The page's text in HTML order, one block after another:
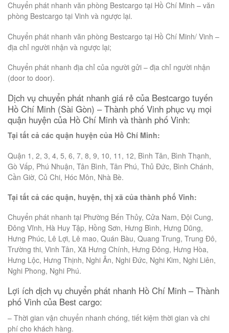
Chuyển phát nhanh văn phòng Bestcargo tại Hồ Chí Minh – văn
phòng Bestcargo tại Vinh và ngược lại.
Chuyển phát nhanh văn phòng Bestcargo tại Hồ Chí Minh/ Vinh –
địa chỉ người nhận và ngược lại;
Chuyển phát nhanh địa chỉ của người gửi – địa chỉ người nhận
(door to door).
Dịch vụ chuyển phát nhanh giá rẻ của Bestcargo tuyến
Hồ Chí Minh (Sài Gòn) – Thành phố Vinh phục vụ mọi
quận huyện của Hồ Chí Minh và thành phố Vinh:
Tại tất cả các quận huyện của Hồ Chí Minh:
Quận 1, 2, 3, 4, 5, 6, 7, 8, 9, 10, 11, 12, Bình Tân, Bình Thạnh,
Gò Vấp, Phú Nhuận, Tân Bình, Tân Phú, Thủ Đức, Bình Chánh,
Cần Giờ, Củ Chi, Hóc Môn, Nhà Bè.
Tại tất cả các quận, huyện, thị xã của thành phố Vinh:
Chuyển phát nhanh tại Phường Bến Thủy, Cửa Nam, Đội Cung,
Đông Vĩnh, Hà Huy Tập, Hồng Sơn, Hưng Bình, Hưng Dũng,
Hưng Phúc, Lê Lợi, Lê mao, Quán Bàu, Quang Trung, Trung Đô,
Trường thi, Vinh Tân, Xã Hưng Chính, Hưng Đông, Hưng Hòa,
Hưng Lộc, Hưng Thịnh, Nghi Ân, Nghi Đức, Nghi Kim, Nghi Liên,
Nghi Phong, Nghi Phú.
Lợi ích dịch vụ chuyển phát nhanh Hồ Chí Minh – Thành
phố Vinh của Best cargo:
– Thời gian vận chuyển nhanh chóng, tiết kiệm thời gian và chi
phí cho khách hàng.